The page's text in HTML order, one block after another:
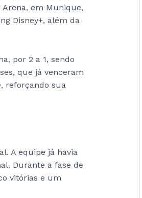
em Munique,
Disney+, além da
por 2 a 1, sendo
que já venceram
reforçando sua
A equipe já havia
Durante a fase de
vitórias e um